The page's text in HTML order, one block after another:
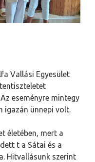
Vallási Egyesület
eseményre mintegy
igazán ünnepi volt.
életében, mert a
t a Sátai és a
Hitvallásunk szerint